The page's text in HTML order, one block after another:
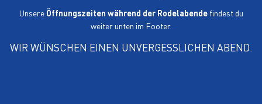
Unsere Öffnungszeiten während der Rodelabendefindest du
weiter unten im Footer.
WIR WÜNSCHEN EINEN UNVERGESSLICHEN ABEND.